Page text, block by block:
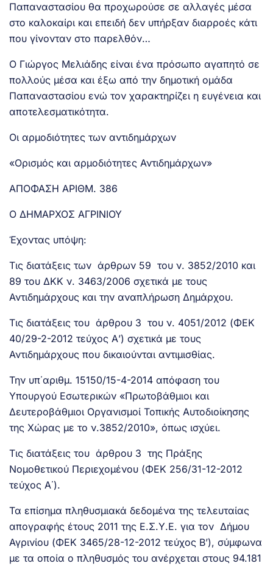
Παπαναστασίου θα προχωρούσε σε αλλαγές μέσα
στο καλοκαίρι και επειδή δεν υπήρξαν διαρροές κάτι
που γίνονταν στο παρελθόν…
Ο Γιώργος Μελιάδης είναι ένα πρόσωπο αγαπητό σε
πολλούς μέσα και έξω από την δημοτική ομάδα
Παπαναστασίου ενώ τον χαρακτηρίζει η ευγένεια και
αποτελεσματικότητα.
Οι αρμοδιότητες των αντιδημάρχων
«Ορισμός και αρμοδιότητες Αντιδημάρχων»
ΑΠΟΦΑΣΗ ΑΡΙΘΜ. 386
Ο ΔΗΜΑΡΧΟΣ ΑΓΡΙΝΙΟΥ
Έχοντας υπόψη:
Τις διατάξεις των άρθρων 59 του ν. 3852/2010 και
89 του ΔΚΚ ν. 3463/2006 σχετικά με τους
Αντιδημάρχους και την αναπλήρωση Δημάρχου.
Τις διατάξεις του άρθρου 3 του ν. 4051/2012 (ΦΕΚ
40/29-2-2012 τεύχος Α’) σχετικά με τους
Αντιδημάρχους που δικαιούνται αντιμισθίας.
Την υπ΄αριθμ. 15150/15-4-2014 απόφαση του
Υπουργού Εσωτερικών «Πρωτοβάθμιοι και
Δευτεροβάθμιοι Οργανισμοί Τοπικής Αυτοδιοίκησης
της Χώρας με το ν.3852/2010», όπως ισχύει.
Τις διατάξεις του άρθρου 3 της Πράξης
Νομοθετικού Περιεχομένου (ΦΕΚ 256/31-12-2012
τεύχος Α΄).
Τα επίσημα πληθυσμιακά δεδομένα της τελευταίας
απογραφής έτους 2011 της Ε.Σ.Υ.Ε. για τον Δήμου
Αγρινίου (ΦΕΚ 3465/28-12-2012 τεύχος Β’), σύμφωνα
με τα οποία ο πληθυσμός του ανέρχεται στους 94.181